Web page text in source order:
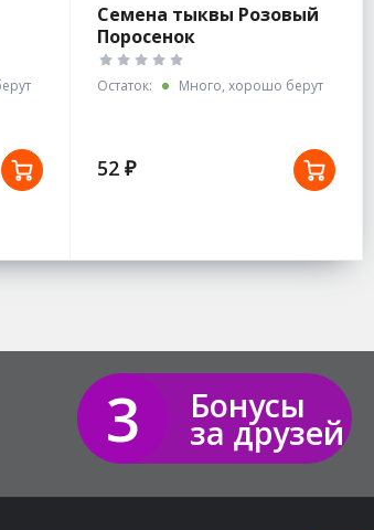
Семена тыквы Розовый
Поросенок
Остаток: Много, хорошо берут
52 ₽
3 Бонусы
за друзей